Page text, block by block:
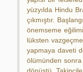
yüzyılda Hindu
çıkmıştır.
önemseme
lüksten
yapmaya daveti
ölümünden